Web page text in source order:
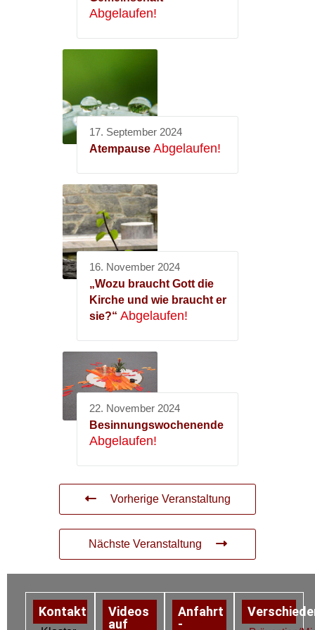
Abgelaufen!
17. September 2024
Atempause Abgelaufen!
16. November 2024
„Wozu braucht Gott die
Kirche und wie braucht er
sie?“ Abgelaufen!
22. November 2024
Besinnungswochenende
Abgelaufen!
Vorherige Veranstaltung
Nächste Veranstaltung
Kontakt
Videos
auf
Anfahrt
-